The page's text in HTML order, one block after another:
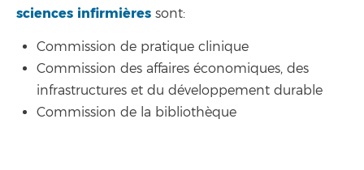
sciences infirmières sont:
Commission de pratique clinique
Commission des affaires économiques, des
infrastructures et du développement durable
Commission de la bibliothèque